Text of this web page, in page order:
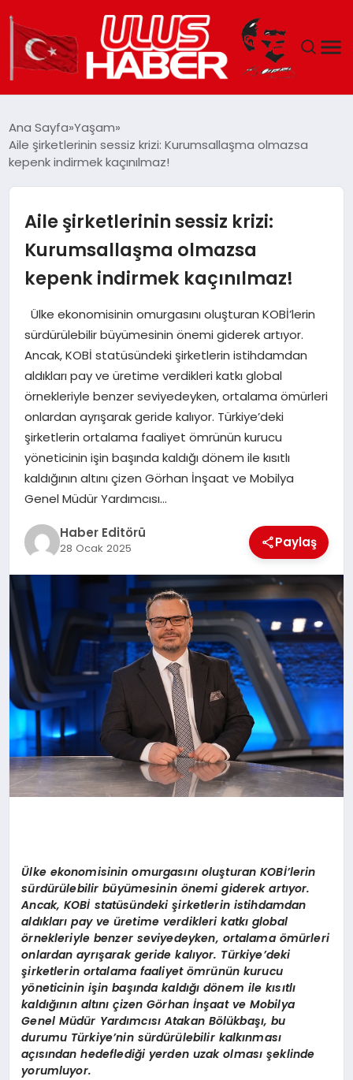
DÜNYA
TEKNOLOJI
EĞITIM
MAGAZIN
SPOR
YAŞAM
Ana Sayfa Yaşam
Aile şirketlerinin sessiz krizi: Kurumsallaşma olmazsa
kepenk indirmek kaçınılmaz!
Aile şirketlerinin sessiz krizi:
Kurumsallaşma olmazsa
kepenk indirmek kaçınılmaz!
Ülke ekonomisinin omurgasını oluşturan KOBİ’lerin
sürdürülebilir büyümesinin önemi giderek artıyor.
Ancak, KOBİ statüsündeki şirketlerin istihdamdan
aldıkları pay ve üretime verdikleri katkı global
örnekleriyle benzer seviyedeyken, ortalama ömürleri
onlardan ayrışarak geride kalıyor. Türkiye’deki
şirketlerin ortalama faaliyet ömrünün kurucu
yöneticinin işin başında kaldığı dönem ile kısıtlı
kaldığının altını çizen Görhan İnşaat ve Mobilya
Genel Müdür Yardımcısı…
Haber Editörü
28 Ocak 2025 Paylaş
Ülke ekonomisinin omurgasını oluşturan KOBİ’lerin
sürdürülebilir büyümesinin önemi giderek artıyor.
Ancak,KOBİ statüsündeki şirketlerin istihdamdan
aldıkları pay ve üretime verdikleri katkı global
örnekleriyle benzer seviyedeyken, ortalama ömürleri
onlardan ayrışarak geride kalıyor. Türkiye’deki
şirketlerin ortalama faaliyet ömrünün kurucu
yöneticinin işin başında kaldığı dönem ile kısıtlı
kaldığının altını çizen Görhan İnşaat ve Mobilya
Genel Müdür Yardımcısı Atakan Bölükbaşı, bu
durumu Türkiye’nin sürdürülebilir kalkınması
açısından hedeflediği yerden uzak olması şeklinde
yorumluyor.